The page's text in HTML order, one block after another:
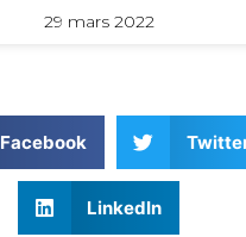
29 mars 2022
Facebook
LinkedIn